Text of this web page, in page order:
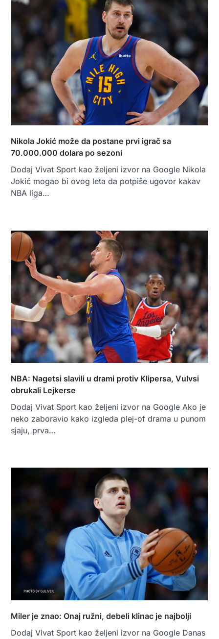
Nikola Jokić može da postane prvi igrač sa
70.000.000 dolara po sezoni
Dodaj Vivat Sport kao željeni izvor na Google Nikola
Jokić mogao bi ovog leta da potpiše ugovor kakav
NBA liga…
NBA: Nagetsi slavili u drami protiv Klipersa, Vulvsi
obrukali Lejkerse
Dodaj Vivat Sport kao željeni izvor na Google Ako je
neko zaboravio kako izgleda plej-of drama u punom
sjaju, prva…
Miler je znao: Onaj ružni, debeli klinac je najbolji
Dodaj Vivat Sport kao željeni izvor na Google Danas